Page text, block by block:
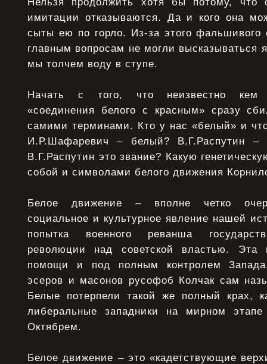
имитации отказываются. Да и кого она
сыты ею по горло. Из-за этого
главным вопросам не могли высказываться
мы толчем воду в ступе.
Начать с того, что неизвестно кем
«соединения белого с красным» сразу
самими терминами. Кто у нас «белый» и
И.Р.Шафаревич – белый? В.Г.Распутин –
В.Г.Распутин это звание? Какую
собой и символами белого движения
Белое движение – вполне четко
социальное и культурное явление нашей
попытка военного реванша
революции над советской властью. Эта
помощи и под полным контролем
эсеров и масонов русофоб Колчак сам
Белые потерпели такой же полный крах,
либеральные западники на мирном
Октябрем.
Белое движение – это «кадетствующие